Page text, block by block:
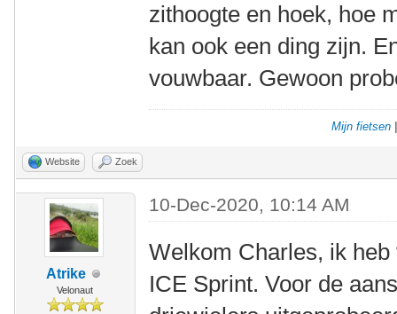
zithoogte en hoek, hoe
kan ook een ding zijn.
vouwbaar. Gewoon
Mijn fietsen
Website Zoek
Atrike
Velonaut
10-Dec-2020, 10:14 AM
Welkom Charles, ik
ICE Sprint. Voor de